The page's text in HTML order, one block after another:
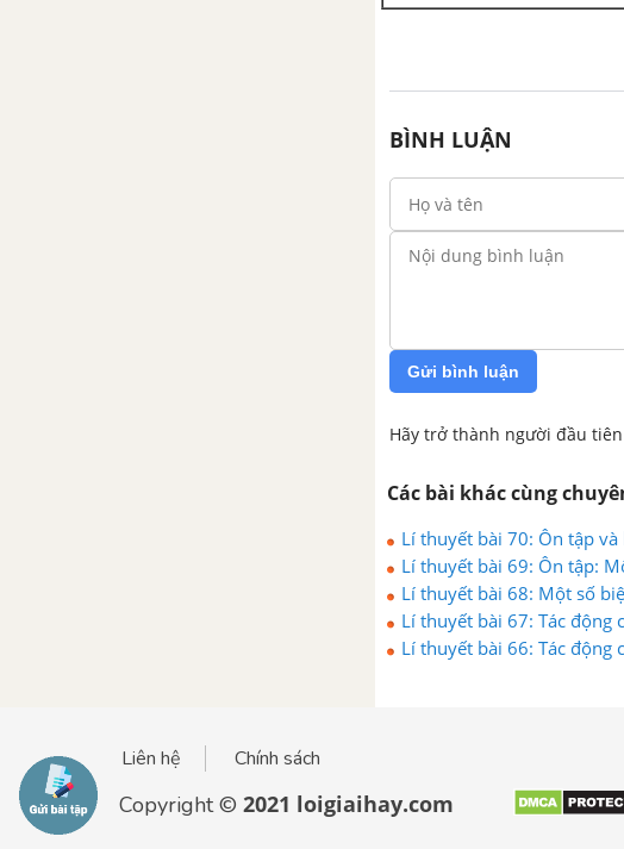
BÀI 33 - 34: ÔN TẬP VÀ KIỂM TRA HỌC KÌ I
BÌNH LUẬN
Gửi bình luận
Hãy trở thành người đầu
Các bài khác cùng
Lí thuyết bài 70: Ôn tập
Lí thuyết bài 69: Ôn tập:
Lí thuyết bài 68: Một số
Lí thuyết bài 67: Tác
Lí thuyết bài 66: Tác
Liên hệ Chính sách
Copyright © 2021 loigiaihay.com